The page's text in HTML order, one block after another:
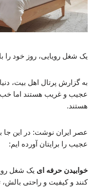
یک شغل رویایی، روز خود را
به گزارش پرتال اهل بیت،
عجیب و غریب هستند اما خب
هستند.
عجیب را برایتان آورده ایم:
خوابیدن حرفه ای یک شغل
کنند و کیفیت و راحتی